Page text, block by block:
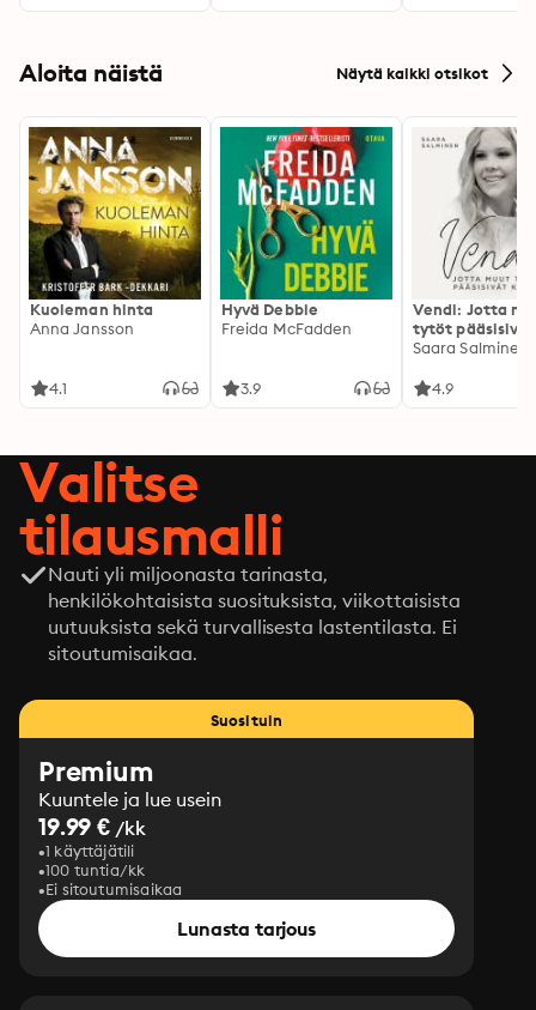
Aloita näistä Näytä kaikki otsikot
Kuoleman hinta
Anna Jansson
4.1
Hyvä Debbie
Freida McFadden
3.9
Vendi: Jotta
tytöt pääsisivät
kotiin
Saara Salminen
4.9
Valitse
tilausmalli
Nauti yli miljoonasta tarinasta,
henkilökohtaisista suosituksista, viikottaisista
uutuuksista sekä turvallisesta lastentilasta. Ei
sitoutumisaikaa.
Suosituin
Premium
Kuuntele ja lue usein
19.99 € /kk
1 käyttäjätili
100 tuntia/kk
Ei sitoutumisaikaa
Lunasta tarjous